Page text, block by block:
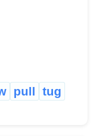
pull tug